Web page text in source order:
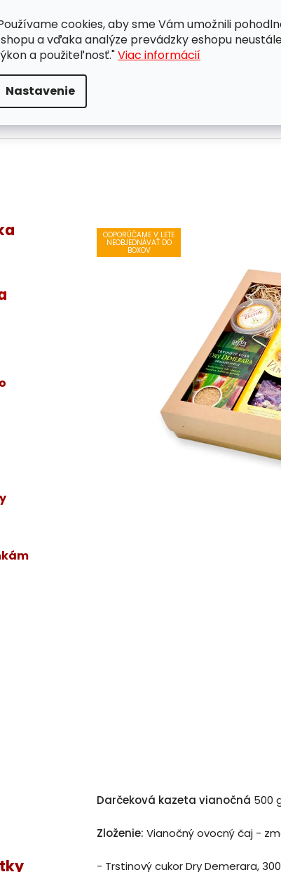
cookies, aby sme Vám umožnili
a vďaka analýze prevádzky eshopu
a použiteľnosť."Viac informácií
Nastavenie
PODPORA OBCHODNÉ PODMIENKY
ODPORÚČAME V LETE
NEOBJEDNÁVAŤ DO
BOXOV
Darčeková kazeta vianočná 500
Zloženie: Vianočný ovocný čaj -
- Trstinový cukor Dry Demerara,